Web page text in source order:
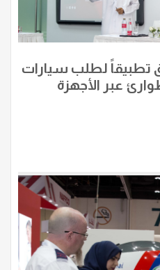
تطبيقاً لطلب سيارات
عبر الأجهزة